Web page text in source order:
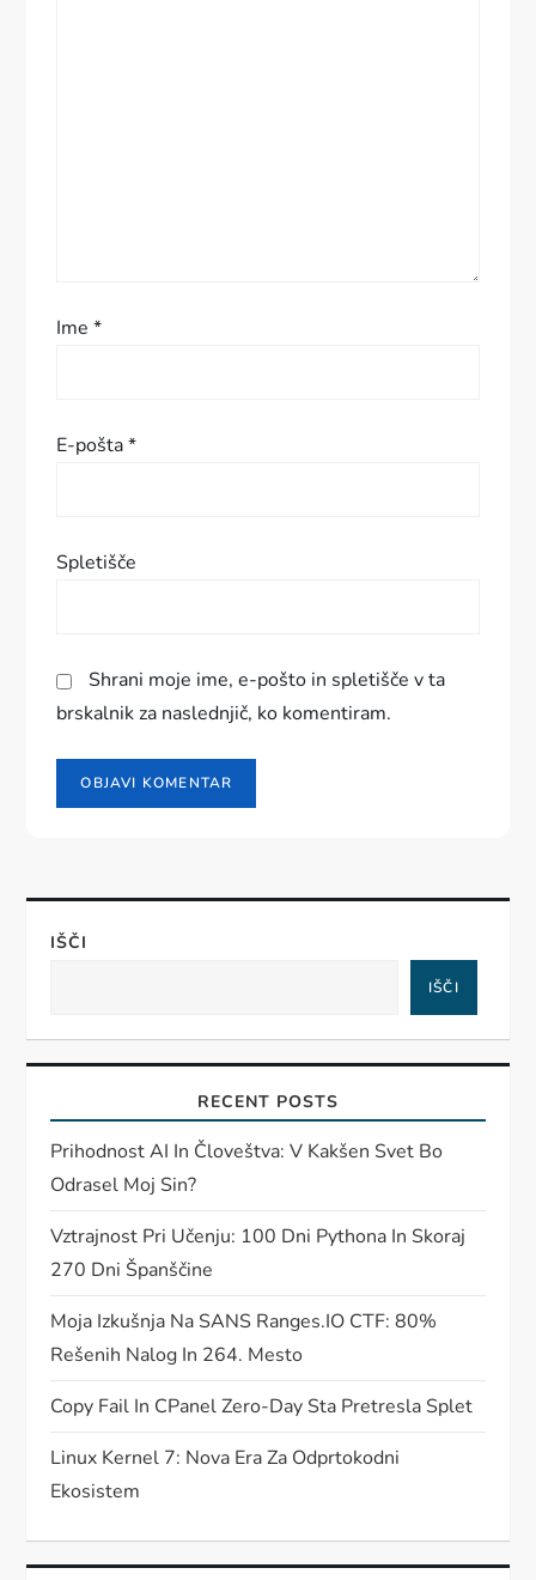
s
a
Ime*
E-pošta*
Spletišče
Shrani moje ime, e-pošto in spletišče v ta
brskalnik za naslednjič, ko komentiram.
IŠČI
IŠČI
RECENT POSTS
Prihodnost AI In Človeštva: V Kakšen Svet Bo
Odrasel Moj Sin?
Vztrajnost Pri Učenju: 100 Dni Pythona In Skoraj
270 Dni Španščine
Moja Izkušnja Na SANS Ranges.IO CTF: 80%
Rešenih Nalog In 264. Mesto
Copy Fail In CPanel Zero-Day Sta Pretresla Splet
Linux Kernel 7: Nova Era Za Odprtokodni
Ekosistem